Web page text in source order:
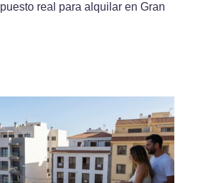
real para alquilar en Gran